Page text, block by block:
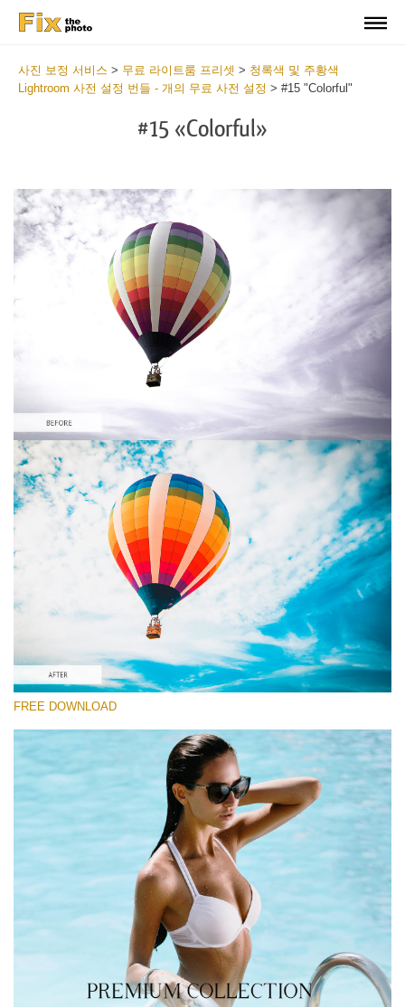
사진 보정 서비스 > 무료 라이트룸 프리셋 > 청록색 및 주황색
Lightroom 사전 설정 번들 - 개의 무료 사전 설정 > #15 "Colorful"
#15 «Colorful»
선택 해주세요
Orange&Teal Lightroom Preset #15
Film Effect
(30 Lr Presets)
Must-Have Collection
(1432 Lr Presets)
Entire Collection
(2067 Lr Presets)
무료 다운로드
FREE DOWNLOAD